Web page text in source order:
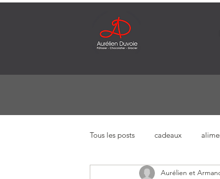
Tous les posts cadeaux
Aurélien et